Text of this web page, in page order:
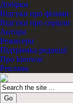
Добірки
Відгуки про фільми
Відгуки про серіали
Актори
Режисери
Підтримка редакції
Про kinowar
Реклама
Go